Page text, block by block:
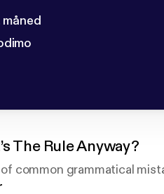
The Rule Anyway?
common grammatical